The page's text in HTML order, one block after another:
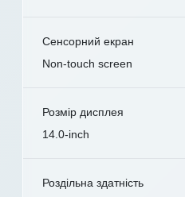
Сенсорний екран
Non-touch screen
Розмір дисплея
14.0-inch
Роздільна здатність